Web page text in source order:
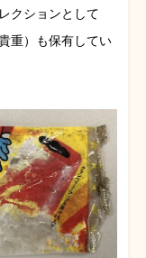
クションとして
重）も保有してい